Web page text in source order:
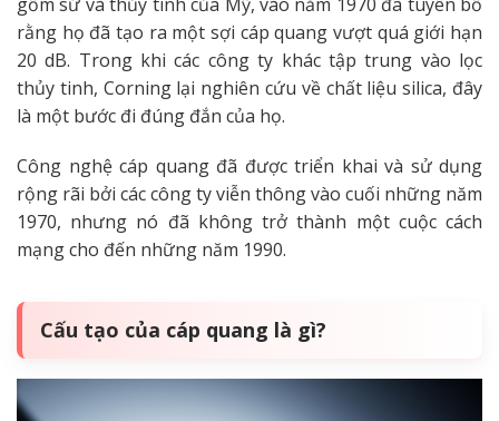
rằng họ đã tạo ra một sợi cáp quang vượt quá giới hạn
20 dB. Trong khi các công ty khác tập trung vào lọc
thủy tinh, Corning lại nghiên cứu về chất liệu silica, đây
là một bước đi đúng đắn của họ.
Công nghệ cáp quang đã được triển khai và sử dụng
rộng rãi bởi các công ty viễn thông vào cuối những năm
1970, nhưng nó đã không trở thành một cuộc cách
mạng cho đến những năm 1990.
Cấu tạo của cáp quang là gì?